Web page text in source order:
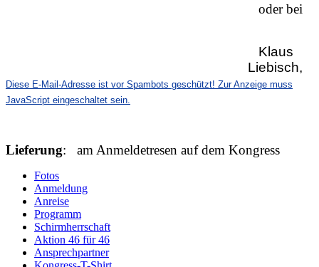
oder bei
Klaus
Liebisch,
Diese E-Mail-Adresse ist vor Spambots geschützt! Zur Anzeige muss
JavaScript eingeschaltet sein.
Lieferung: am Anmeldetresen auf dem Kongress
Fotos
Anmeldung
Anreise
Programm
Schirmherrschaft
Aktion 46 für 46
Ansprechpartner